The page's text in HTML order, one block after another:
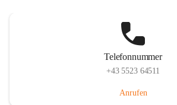
Telefonnummer
+43 5523 64511
Anrufen